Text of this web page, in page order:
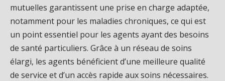
mutuelles garantissent une prise en charge adaptée,
notamment pour les maladies chroniques, ce qui est
un point essentiel pour les agents ayant des besoins
de santé particuliers. Grâce à un réseau de soins
élargi, les agents bénéficient d’une meilleure qualité
de service et d’un accès rapide aux soins nécessaires.